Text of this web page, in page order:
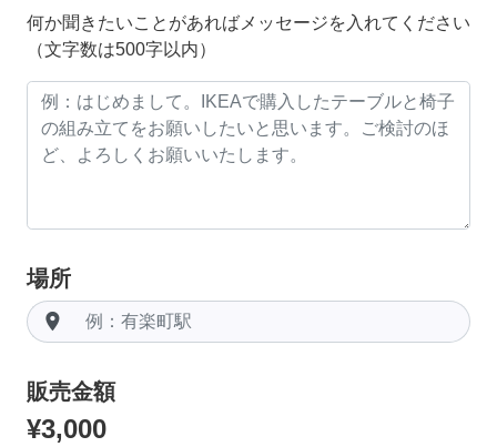
何か聞きたいことがあればメッセージを入れてください
（文字数は500字以内）
場所
room
販売金額
¥3,000